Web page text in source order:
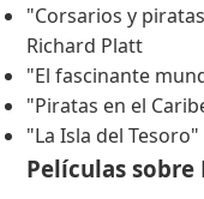
"Corsarios y
Richard Platt
"El fascinante
"Piratas en el
"La Isla del
Películas sobre